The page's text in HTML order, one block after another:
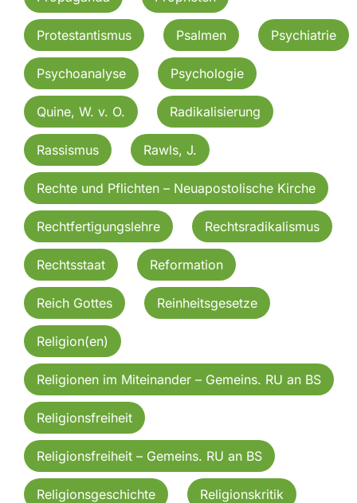
Protestantismus Psalmen Psychiatrie
Psychoanalyse Psychologie
Quine, W. v. O. Radikalisierung
Rassismus Rawls, J.
Rechte und Pflichten – Neuapostolische Kirche
Rechtfertigungslehre Rechtsradikalismus
Rechtsstaat Reformation
Reich Gottes Reinheitsgesetze
Religion(en)
Religionen im Miteinander – Gemeins. RU an BS
Religionsfreiheit
Religionsfreiheit – Gemeins. RU an BS
Religionsgeschichte Religionskritik